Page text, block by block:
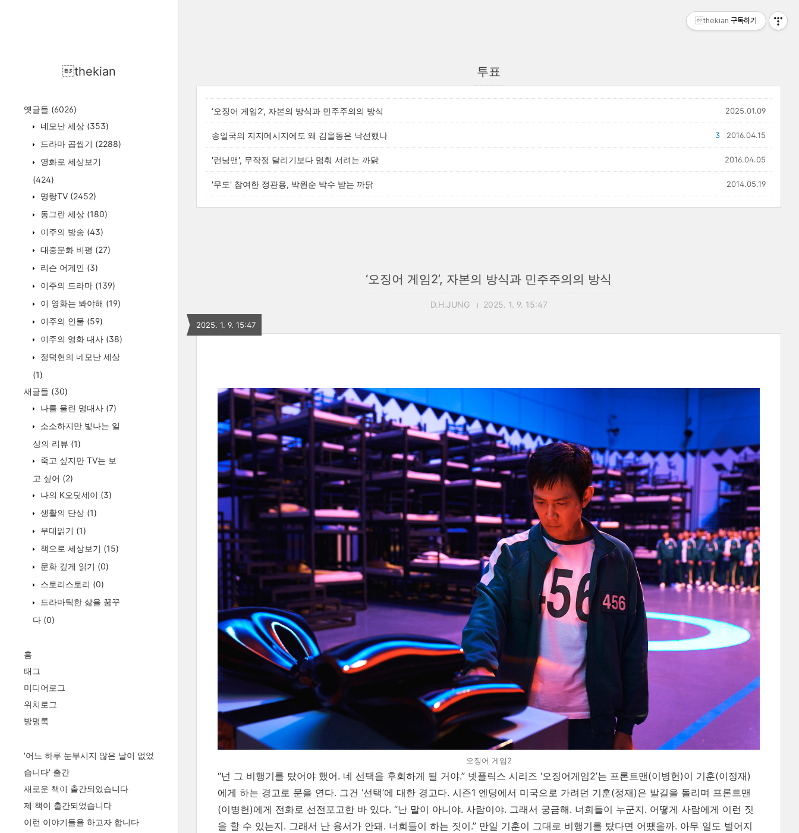
thekian
옛글들 (6026)
네모난 세상 (353)
드라마 곱씹기 (2288)
영화로 세상보기
(424)
명랑TV (2452)
동그란 세상 (180)
이주의 방송 (43)
대중문화 비평 (27)
리슨 어게인 (3)
이주의 드라마 (139)
이 영화는 봐야해 (19)
이주의 인물 (59)
이주의 영화 대사 (38)
정덕현의 네모난 세상
(1)
새글들 (30)
나를 울린 명대사 (7)
소소하지만 빛나는 일
상의 리뷰 (1)
죽고 싶지만 TV는 보
고 싶어 (2)
나의 K오딧세이 (3)
생활의 단상 (1)
무대읽기 (1)
책으로 세상보기 (15)
문화 깊게 읽기 (0)
스토리스토리 (0)
드라마틱한 삶을 꿈꾸
다 (0)
홈
태그
미디어로그
위치로그
방명록
'어느 하루 눈부시지 않은 날이 없었
습니다' 출간
새로운 책이 출간되었습니다
제 책이 출간되었습니다
이런 이야기들을 하고자 합니다
투표
‘오징어 게임2’, 자본의 방식과 민주주의의 방식 2025.01.09
송일국의 지지메시지에도 왜 김을동은 낙선했나 2016.04.15
3
'런닝맨', 무작정 달리기보다 멈춰 서려는 까닭 2016.04.05
'무도' 참여한 정관용, 박원순 박수 받는 까닭 2014.05.19
‘오징어 게임2’, 자본의 방식과 민주주의의 방식
D.H.JUNG 2025. 1. 9. 15:47
2025. 1. 9. 15:47
오징어 게임2
“넌 그 비행기를 탔어야 했어. 네 선택을 후회하게 될 거야.” 넷플릭스 시리즈 ‘오징어게임2’는 프론트맨(이병헌)이 기훈(이정재)
에게 하는 경고로 문을 연다. 그건 ‘선택’에 대한 경고다. 시즌1 엔딩에서 미국으로 가려던 기훈(정재)은 발길을 돌리며 프론트맨
(이병헌)에게 전화로 선전포고한 바 있다. “난 말이 아니야. 사람이야. 그래서 궁금해. 너희들이 누군지. 어떻게 사람에게 이런 짓
을 할 수 있는지. 그래서 난 용서가 안돼. 너희들이 하는 짓이.” 만일 기훈이 그대로 비행기를 탔다면 어땠을까. 아무 일도 벌어지
thekian 구독하기